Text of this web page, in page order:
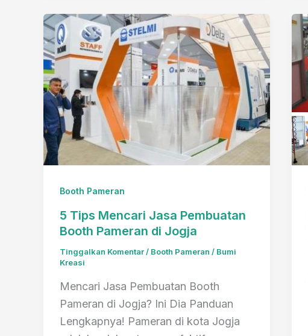
Booth Pameran
5 Tips Mencari Jasa Pembuatan
Booth Pameran di Jogja
Tinggalkan Komentar/ Booth Pameran / Bumi
Kreasi
Mencari Jasa Pembuatan Booth
Pameran di Jogja? Ini Dia Panduan
Lengkapnya! Pameran di kota Jogja